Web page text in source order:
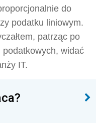
do
podatku liniowym.
patrząc po
widać
IT.